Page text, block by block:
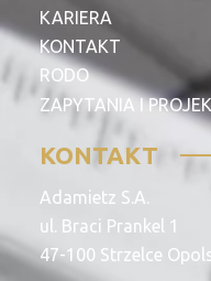
KARIERA
KONTAKT
RODO
ZAPYTANIA I
KONTAKT
Adamietz S.A.
ul. Braci Prankel 1
47-100 Strzelce